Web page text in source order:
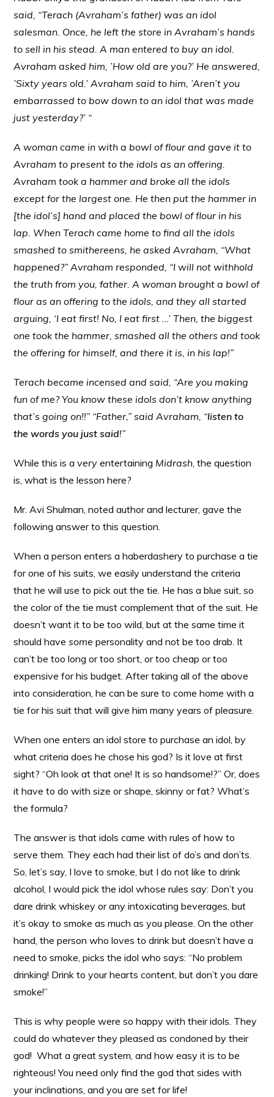
said, “Terach (Avraham’s father) was an idol
salesman. Once, he left the store in Avraham’s hands
to sell in his stead. A man entered to buy an idol.
Avraham asked him, ’How old are you?’ He answered,
’Sixty years old.’ Avraham said to him, ’Aren’t you
embarrassed to bow down to an idol that was made
just yesterday?’ “
A woman came in with a bowl of flour and gave it to
Avraham to present to the idols as an offering.
Avraham took a hammer and broke all the idols
except for the largest one. He then put the hammer in
[the idol’s] hand and placed the bowl of flour in his
lap. When Terach came home to find all the idols
smashed to smithereens, he asked Avraham, “What
happened?” Avraham responded, “I will not withhold
the truth from you, father. A woman brought a bowl of
flour as an offering to the idols, and they all started
arguing, ‘I eat first! No, I eat first …’ Then, the biggest
one took the hammer, smashed all the others and took
the offering for himself, and there it is, in his lap!”
Terach became incensed and said, “Are you making
fun of me? You know these idols don’t know anything
that’s going on!!” “Father,” said Avraham, “listen to
the words you just said!”
While this is avery entertaining Midrash, the question
is, what is the lesson here?
Mr. Avi Shulman, noted author and lecturer, gave the
following answer to this question.
When a person enters a haberdashery to purchase a tie
for one of his suits, we easily understand the criteria
that he will use to pick out the tie. He has a blue suit, so
the color of the tie must complement that of the suit. He
doesn’t want it to be too wild, but at the same time it
should havesome personality and not be too drab. It
can’t be too long or too short, or too cheap or too
expensive for his budget. After taking all of the above
into consideration, he can be sure to come home with a
tie for his suit that will give him many years of pleasure.
When one enters an idol store to purchase an idol, by
what criteria does he chose his god? Is it love at first
sight? “Oh look at that one! It is so handsome!?” Or, does
it have to do with size or shape, skinny or fat? What’s
the formula?
The answer is that idols came with rules of how to
serve them. They each had their list of do’s and don’ts.
So, let’s say, I love to smoke, but I do not like to drink
alcohol, I would pick the idol whose rules say: Don’t you
dare drink whiskey or any intoxicating beverages, but
it’s okay to smoke as much as you please. On the other
hand, the person who loves to drink but doesn’t have a
need to smoke, picks the idol who says: “No problem
drinking! Drink to your hearts content, but don’t you dare
smoke!”
This is why people were so happy with their idols. They
could do whatever they pleased as condoned by their
god! What a great system, and how easy it is to be
righteous! You need only find the god that sides with
your inclinations, and you are set for life!